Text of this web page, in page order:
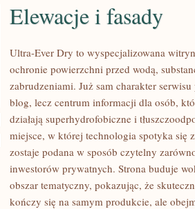
ELEWACJE
FASADY
Elewacje i fasady
Ultra-Ever Dry to wyspecjalizowana
ochronie powierzchni przed wodą,
zabrudzeniami. Już sam charakter
blog, lecz centrum informacji dla osób,
działają superhydrofobiczne i
miejsce, w której technologia spotyka się
zostaje podana w sposób czytelny
inwestorów prywatnych. Strona buduje
obszar tematyczny, pokazując, że
kończy się na samym produkcie, ale